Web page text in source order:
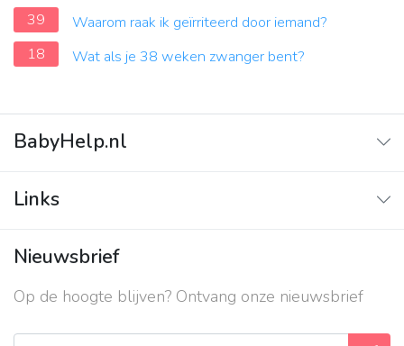
39
Waarom raak ik geïrriteerd door iemand?
18
Wat als je 38 weken zwanger bent?
BabyHelp.nl
Vraag & Antwoord
Links
Contact
Over ons
Privacy beleid
Nieuwsbrief
Op de hoogte blijven? Ontvang onze nieuwsbrief